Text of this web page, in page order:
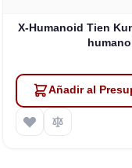
X-Humanoid Tien
Añadir al